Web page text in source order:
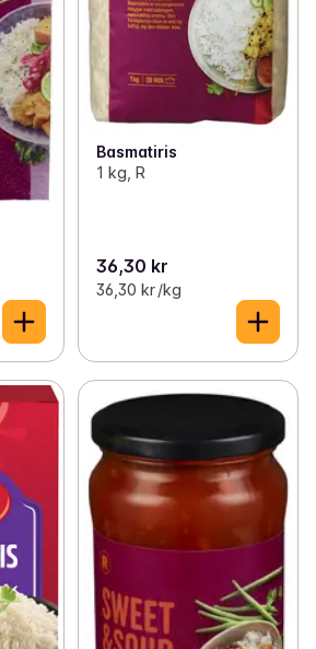
Basmatiris
1 kg, R
36,30 kr
36,30 kr /kg